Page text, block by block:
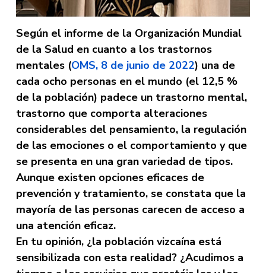
Según el informe de la Organización Mundial
de la Salud en cuanto a los trastornos
mentales (OMS, 8 de junio de 2022) una de
cada ocho personas en el mundo (el 12,5 %
de la población) padece un trastorno mental,
trastorno que comporta alteraciones
considerables del pensamiento, la regulación
de las emociones o el comportamiento y que
se presenta en una gran variedad de tipos.
Aunque existen opciones eficaces de
prevención y tratamiento, se constata que la
mayoría de las personas carecen de acceso a
una atención eficaz.
En tu opinión, ¿la población vizcaína está
sensibilizada con esta realidad? ¿Acudimos a